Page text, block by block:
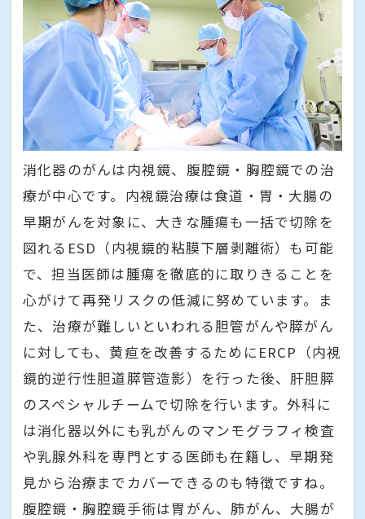
消化器のがんは内視鏡、腹腔鏡・胸腔鏡での治
療が中心です。内視鏡治療は食道・胃・大腸の
早期がんを対象に、大きな腫瘍も一括で切除を
図れるESD（内視鏡的粘膜下層剥離術）も可能
で、担当医師は腫瘍を徹底的に取りきることを
心がけて再発リスクの低減に努めています。ま
た、治療が難しいといわれる胆管がんや膵がん
に対しても、黄疸を改善するためにERCP（内視
鏡的逆行性胆道膵管造影）を行った後、肝胆膵
のスペシャルチームで切除を行います。外科に
は消化器以外にも乳がんのマンモグラフィ検査
や乳腺外科を専門とする医師も在籍し、早期発
見から治療までカバーできるのも特徴ですね。
腹腔鏡・胸腔鏡手術は胃がん、肺がん、大腸が